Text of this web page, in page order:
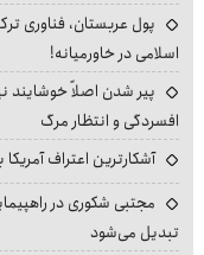
پول عربستان، فناوری
اسلامی در خاورمیانه!
پیر شدن اصلاً خوشایند
افسردگی و انتظار مرگ
آشکارترین اعتراف
مجتبی شکوری در
تبدیل می‌شود